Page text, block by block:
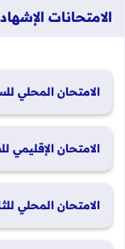
الامتحانات الإشهادية 2025/
الامتحان المحلي
الامتحان الإقليمي
الامتحان المحلي